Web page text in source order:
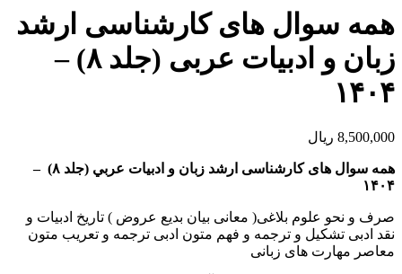
همه سوال های کارشناسی ارشد
زبان و ادبیات عربی (جلد ۸) –
۱۴۰۴
8,500,000 ریال
همه سوال های کارشناسی ارشد زبان و ادبيات عربي (جلد ۸) –
۱۴۰۴
صرف و نحو علوم بلاغی( معانی بیان بدیع عروض ) تاریخ ادبیات و
نقد ادبی تشکیل و ترجمه و فهم متون ادبی ترجمه و تعریب متون
معاصر مهارت های زبانی